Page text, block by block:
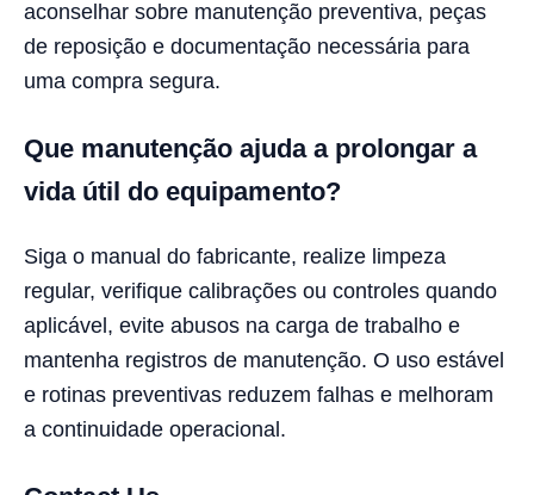
aconselhar sobre manutenção preventiva, peças
de reposição e documentação necessária para
uma compra segura.
Que manutenção ajuda a prolongar a
vida útil do equipamento?
Siga o manual do fabricante, realize limpeza
regular, verifique calibrações ou controles quando
aplicável, evite abusos na carga de trabalho e
mantenha registros de manutenção. O uso estável
e rotinas preventivas reduzem falhas e melhoram
a continuidade operacional.